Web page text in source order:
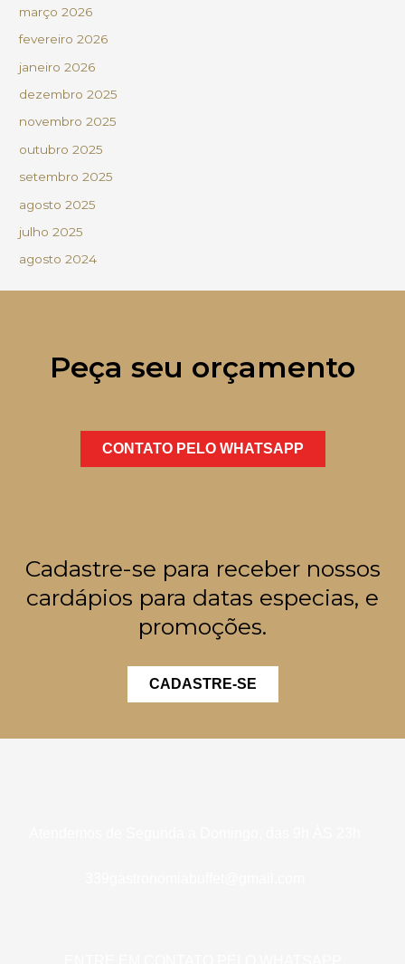
março 2026
fevereiro 2026
janeiro 2026
dezembro 2025
novembro 2025
outubro 2025
setembro 2025
agosto 2025
julho 2025
agosto 2024
Peça seu orçamento
CONTATO PELO WHATSAPP
Cadastre-se para receber nossos
cardápios para datas especias, e
promoções.
CADASTRE-SE